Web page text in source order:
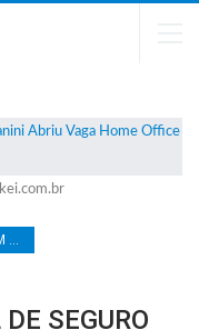
ADMINISTRAÇÃO EM GERAL
SEGURO